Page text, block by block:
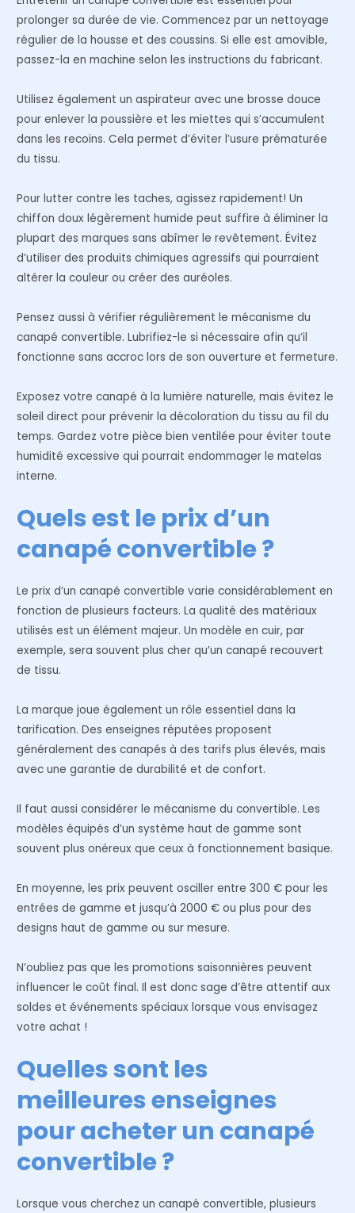
prolonger sa durée de vie. Commencez par un nettoyage
régulier de la housse et des coussins. Si elle est amovible,
passez-la en machine selon les instructions du fabricant.
Utilisez également un aspirateur avec une brosse douce
pour enlever la poussière et les miettes qui s’accumulent
dans les recoins. Cela permet d’éviter l’usure prématurée
du tissu.
Pour lutter contre les taches, agissez rapidement! Un
chiffon doux légèrement humide peut suffire à éliminer la
plupart des marques sans abîmer le revêtement. Évitez
d’utiliser des produits chimiques agressifs qui pourraient
altérer la couleur ou créer des auréoles.
Pensez aussi à vérifier régulièrement le mécanisme du
canapé convertible. Lubrifiez-le si nécessaire afin qu’il
fonctionne sans accroc lors de son ouverture et fermeture.
Exposez votre canapé à la lumière naturelle, mais évitez le
soleil direct pour prévenir la décoloration du tissu au fil du
temps. Gardez votre pièce bien ventilée pour éviter toute
humidité excessive qui pourrait endommager le matelas
interne.
Quels est le prix d’un
canapé convertible ?
Le prix d’un canapé convertible varie considérablement en
fonction de plusieurs facteurs. La qualité des matériaux
utilisés est un élément majeur. Un modèle en cuir, par
exemple, sera souvent plus cher qu’un canapé recouvert
de tissu.
La marque joue également un rôle essentiel dans la
tarification. Des enseignes réputées proposent
généralement des canapés à des tarifs plus élevés, mais
avec une garantie de durabilité et de confort.
Il faut aussi considérer le mécanisme du convertible. Les
modèles équipés d’un système haut de gamme sont
souvent plus onéreux que ceux à fonctionnement basique.
En moyenne, les prix peuvent osciller entre 300 € pour les
entrées de gamme et jusqu’à 2000 € ou plus pour des
designs haut de gamme ou sur mesure.
N’oubliez pas que les promotions saisonnières peuvent
influencer le coût final. Il est donc sage d’être attentif aux
soldes et événements spéciaux lorsque vous envisagez
votre achat !
Quelles sont les
meilleures enseignes
pour acheter un canapé
convertible ?
Lorsque vous cherchez un canapé convertible, plusieurs